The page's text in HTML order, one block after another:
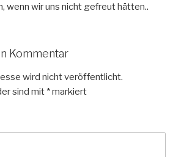
wenn wir uns nicht gefreut hätten..
Kommentar
wird nicht veröffentlicht.
sind mit *markiert